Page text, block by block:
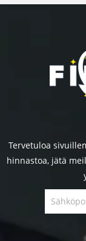
Tervetuloa
hinnastoa, jätä